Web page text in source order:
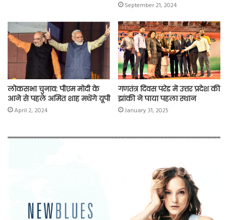
September 21, 2024
लोकसभा चुनाव: पीएम मोदी के
आने से पहले अमित शाह मथेंगे यूपी
April 2, 2024
गणतंत्र दिवस परेड में उत्तर प्रदेश की
झांकी ने पाया पहला स्थान
January 31, 2025